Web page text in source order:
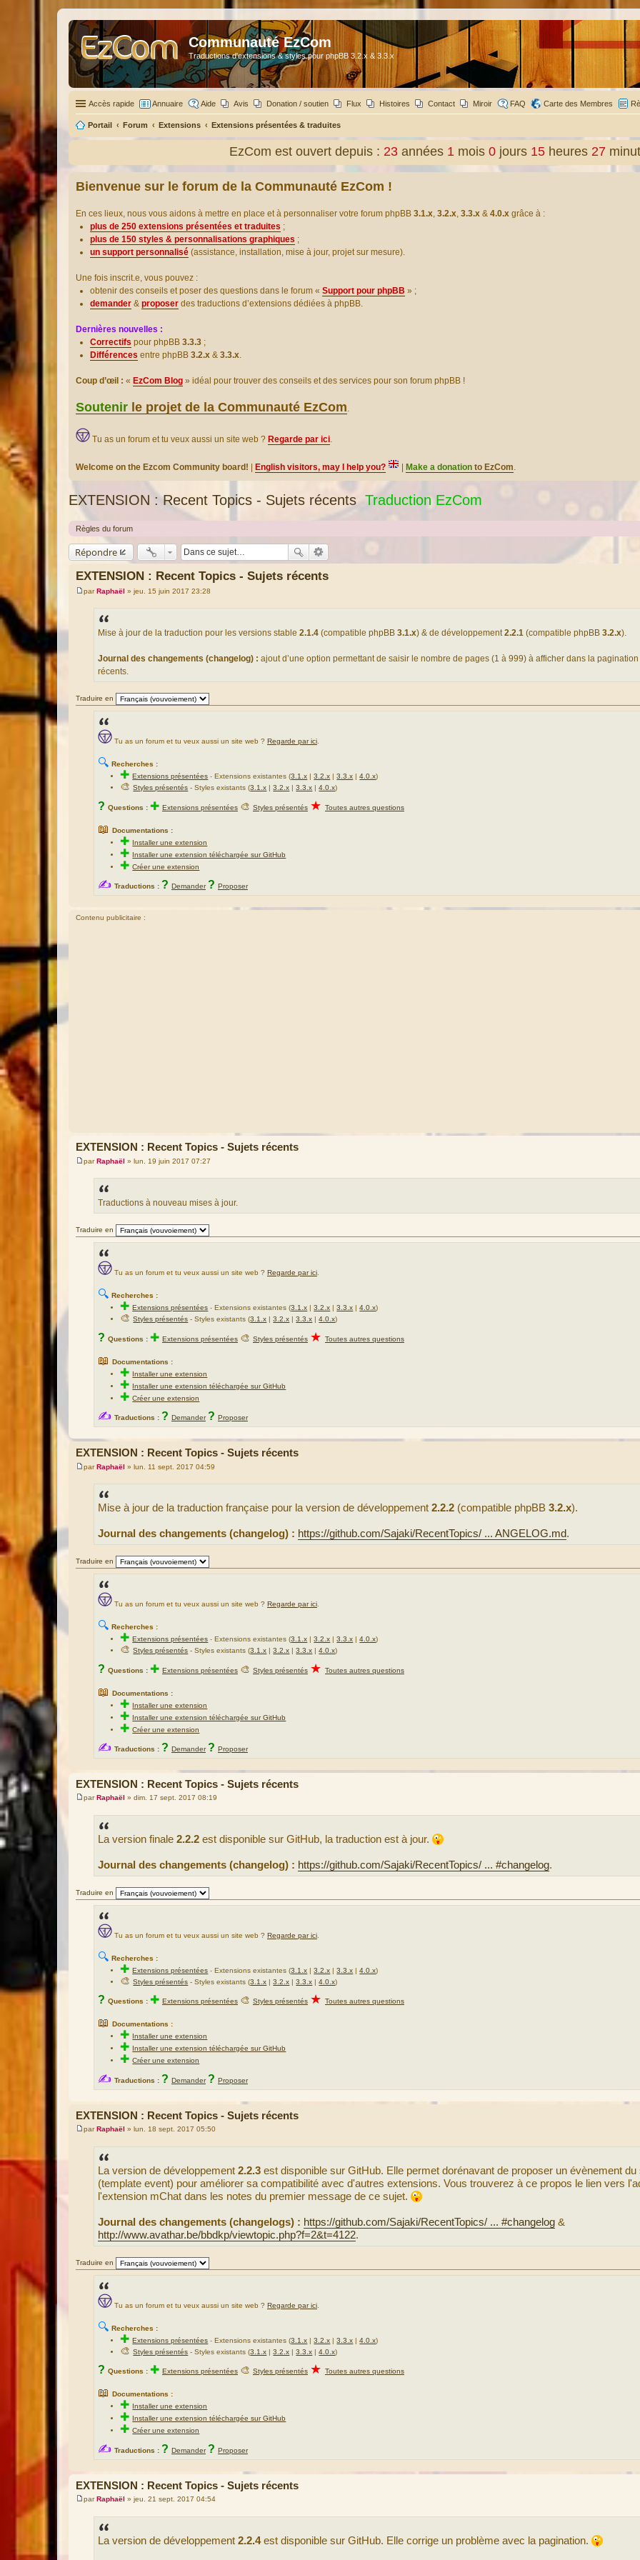
Communauté EzCom
Traductions d'extensions & styles pour phpBB 3.2.x & 3.3.x
Accès rapide Annuaire Aide Avis Donation / soutien Flux Histoires Contact Miroir FAQ Carte des Membres
Portail Forum Extensions Extensions présentées & traduites
EzCom est ouvert depuis : 23 années 1 mois 0 jours 15 heures 27
Bienvenue sur le forum de la Communauté EzCom !
En ces lieux, nous vous aidons à mettre en place et à personnaliser votre forum phpBB 3.1.x, 3.2.x, 3.3.x & 4.0.x grâce à :
plus de 250 extensions présentées et traduites ;
plus de 150 styles & personnalisations graphiques ;
un support personnalisé (assistance, installation, mise à jour, projet sur mesure).
Une fois inscrit.e, vous pouvez :
obtenir des conseils et poser des questions dans le forum « Support pour phpBB » ;
demander & proposer des traductions d’extensions dédiées à phpBB.
Dernières nouvelles :
Correctifs pour phpBB 3.3.3 ;
Différences entre phpBB 3.2.x & 3.3.x.
Coup d’œil : « EzCom Blog » idéal pour trouver des conseils et des services pour son forum phpBB !
Soutenir le projet de la Communauté EzCom.
Tu as un forum et tu veux aussi un site web ? Regarde par ici.
Welcome on the Ezcom Community board! English visitors, may I help you? Make a donation to EzCom.
EXTENSION : Recent Topics - Sujets récents Traduction EzCom
Règles du forum
Répondre
EXTENSION : Recent Topics - Sujets récents
M
parRaphaël » jeu. 15 juin 2017 23:28
Mise à jour de la traduction pour les versions stable 2.1.4 (compatible phpBB 3.1.x) & de développement 2.2.1 (compatible phpBB 3.2.x).
Journal des changements (changelog) : ajout d’une option permettant de saisir le nombre de pages (1 à 999) à afficher dans la
récents.
Traduire en
Tu as un forum et tu veux aussi un site web ? Regarde par ici
🔍 Recherches :
✚Extensions présentées -Extensions existantes (3.1.x |3.2.x |3.3.x |4.0.x)
🎨Styles présentés - Styles existants (3.1.x |3.2.x |3.3.x |4.0.x)
? Questions : ✚ Extensions présentées 🎨 Styles présentés ★ Toutes autres questions
📖 Documentations :
✚ Installer une extension
✚ Installer une extension téléchargée sur GitHub
✚Créer une extension
✍ Traductions : ? Demander ? Proposer
Contenu publicitaire :
EXTENSION : Recent Topics - Sujets récents
M
parRaphaël » lun. 19 juin 2017 07:27
Traductions à nouveau mises à jour.
Traduire en
Tu as un forum et tu veux aussi un site web ? Regarde par ici
🔍 Recherches :
✚Extensions présentées -Extensions existantes (3.1.x |3.2.x |3.3.x |4.0.x)
🎨Styles présentés - Styles existants (3.1.x |3.2.x |3.3.x |4.0.x)
? Questions : ✚ Extensions présentées 🎨 Styles présentés ★ Toutes autres questions
📖 Documentations :
✚ Installer une extension
✚ Installer une extension téléchargée sur GitHub
✚Créer une extension
✍ Traductions : ? Demander ? Proposer
EXTENSION : Recent Topics - Sujets récents
M
parRaphaël » lun. 11 sept. 2017 04:59
Mise à jour de la traduction française pour la version de développement 2.2.2 (compatible phpBB 3.2.x).
Journal des changements (changelog) : https://github.com/Sajaki/RecentTopics/ ... ANGELOG.md.
Traduire en
Tu as un forum et tu veux aussi un site web ? Regarde par ici
🔍 Recherches :
✚Extensions présentées -Extensions existantes (3.1.x |3.2.x |3.3.x |4.0.x)
🎨Styles présentés - Styles existants (3.1.x |3.2.x |3.3.x |4.0.x)
? Questions : ✚ Extensions présentées 🎨 Styles présentés ★ Toutes autres questions
📖 Documentations :
✚ Installer une extension
✚ Installer une extension téléchargée sur GitHub
✚Créer une extension
✍ Traductions : ? Demander ? Proposer
EXTENSION : Recent Topics - Sujets récents
par Raphaël » dim. 17 sept. 2017 08:19
La version finale 2.2.2 est disponible sur GitHub, la traduction est à jour.
Journal des changements (changelog) : https://github.com/Sajaki/RecentTopics/ ... #changelog.
Traduire en
Tu as un forum et tu veux aussi un site web ? Regarde par ici
🔍 Recherches :
✚Extensions présentées -Extensions existantes (3.1.x |3.2.x |3.3.x |4.0.x)
🎨Styles présentés - Styles existants (3.1.x |3.2.x |3.3.x |4.0.x)
? Questions : ✚ Extensions présentées 🎨 Styles présentés ★ Toutes autres questions
📖 Documentations :
✚ Installer une extension
✚ Installer une extension téléchargée sur GitHub
✚Créer une extension
✍ Traductions : ? Demander ? Proposer
EXTENSION : Recent Topics - Sujets récents
par Raphaël » lun. 18 sept. 2017 05:50
La version de développement 2.2.3 est disponible sur GitHub. Elle permet dorénavant de proposer un évènement du
(template event) pour améliorer sa compatibilité avec d'autres extensions. Vous trouverez à ce propos le lien vers
l'extension mChat dans les notes du premier message de ce sujet.
Journal des changements (changelogs) : https://github.com/Sajaki/RecentTopics/ ... #changelog &
http://www.avathar.be/bbdkp/viewtopic.php?f=2&t=4122.
Traduire en
Tu as un forum et tu veux aussi un site web ? Regarde par ici
🔍 Recherches :
✚Extensions présentées -Extensions existantes (3.1.x |3.2.x |3.3.x |4.0.x)
🎨Styles présentés - Styles existants (3.1.x |3.2.x |3.3.x |4.0.x)
? Questions : ✚ Extensions présentées 🎨 Styles présentés ★ Toutes autres questions
📖 Documentations :
✚ Installer une extension
✚ Installer une extension téléchargée sur GitHub
✚Créer une extension
✍ Traductions : ? Demander ? Proposer
EXTENSION : Recent Topics - Sujets récents
par Raphaël » jeu. 21 sept. 2017 04:54
La version de développement 2.2.4est disponible sur GitHub. Elle corrige un problème avec la pagination.